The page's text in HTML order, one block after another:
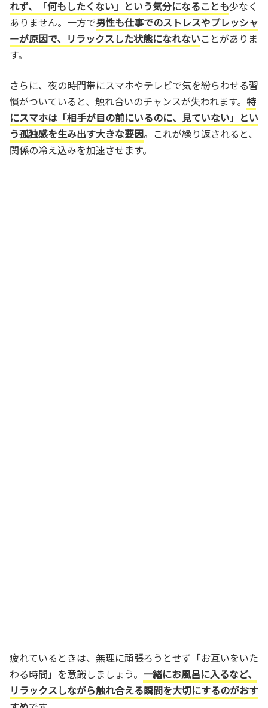
れず、「何もしたくない」という気分になることも少なく
ありません。一方で男性も仕事でのストレスやプレッシャ
ーが原因で、リラックスした状態になれない ことがありま
す。
さらに、夜の時間帯にスマホやテレビで気を紛らわせる習
慣がついていると、触れ合いのチャンスが失われます。 特
にスマホは「相手が目の前にいるのに、見ていない」とい
う孤独感を生み出す大きな要因。これが繰り返されると、
関係の冷え込みを加速させます。
疲れているときは、無理に頑張ろうとせず「お互いをいた
わる時間」を意識しましょう。 一緒にお風呂に入るなど、
リラックスしながら触れ合える瞬間を大切にするのがおす